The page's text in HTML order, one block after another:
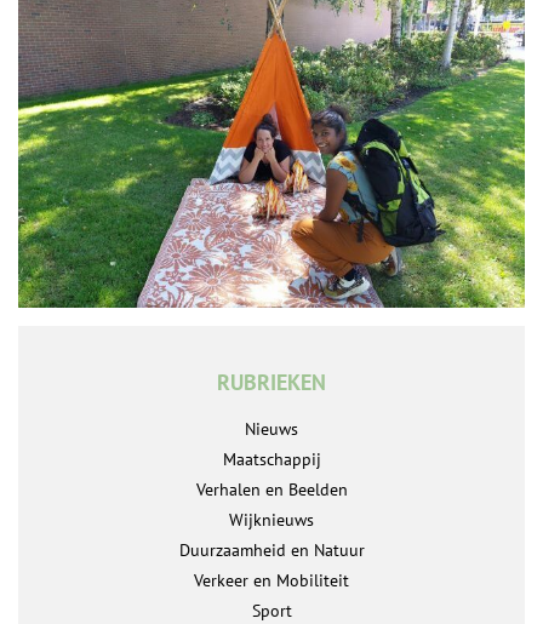
RUBRIEKEN
Nieuws
Maatschappij
Verhalen en Beelden
Wijknieuws
Duurzaamheid en Natuur
Verkeer en Mobiliteit
Sport